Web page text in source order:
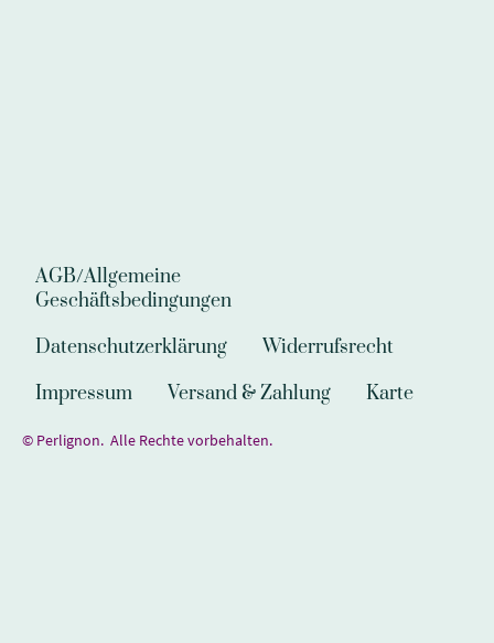
AGB/Allgemeine
Geschäftsbedingungen
Datenschutzerklärung
Widerrufsrecht
Impressum
Versand & Zahlung Karte
© Perlignon. Alle Rechte vorbehalten.